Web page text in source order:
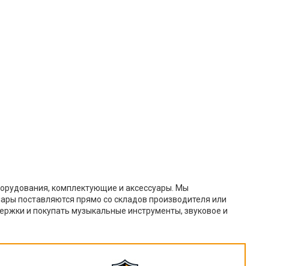
комплектующие и аксессуары. Мы
поставляются прямо со складов производителя или
и покупать музыкальные инструменты, звуковое и